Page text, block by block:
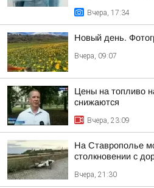
Вчера, 17:34
Новый день.
Вчера, 09:07
Цены на топливо
снижаются
Вчера, 23:09
На Ставрополье
столкновении с
Вчера, 21:30